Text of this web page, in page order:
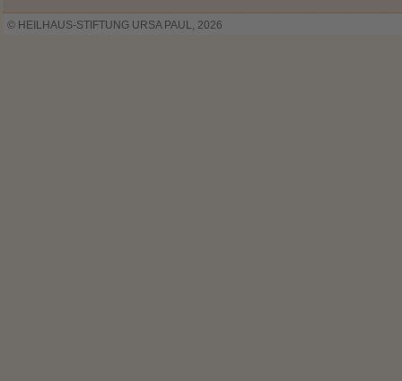
© HEILHAUS-STIFTUNG URSA PAUL, 2026